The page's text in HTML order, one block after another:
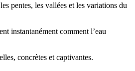
pentes, les vallées et les variations du
instantanément comment l’eau
concrètes et captivantes.